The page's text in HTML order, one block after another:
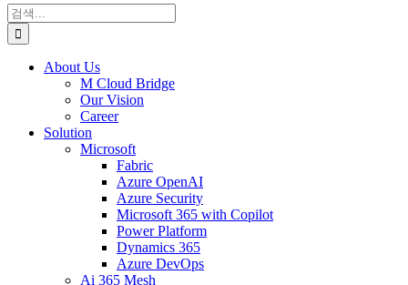
검
색:
About Us
M Cloud Bridge
Our Vision
Career
Solution
Microsoft
Fabric
Azure OpenAI
Azure Security
Microsoft 365 with Copilot
Power Platform
Dynamics 365
Azure DevOps
Ai 365 Mesh